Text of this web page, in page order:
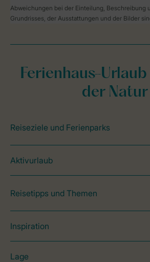
Abweichungen bei der Einteilung, Beschreibung
Grundrisses, der Ausstattungen und der Bilder
Ferienhaus-
der Natur
Reiseziele und Ferienparks
Aktivurlaub
Reisetipps und Themen
Inspiration
Lage